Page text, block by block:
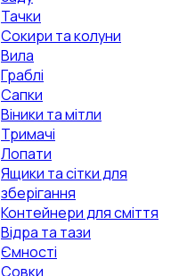
Тачки
Сокири та колуни
Вила
Граблі
Сапки
Віники та мітли
Тримачі
Лопати
Ящики та сітки для
зберігання
Контейнери для сміття
Відра та тази
Ємності
Совки